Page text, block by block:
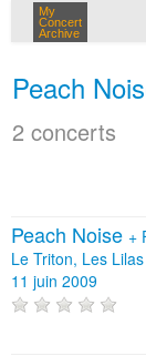
My
Concert
Archive
Peach
2 concerts
Peach Noise +
Le Triton, Les
11 juin 2009